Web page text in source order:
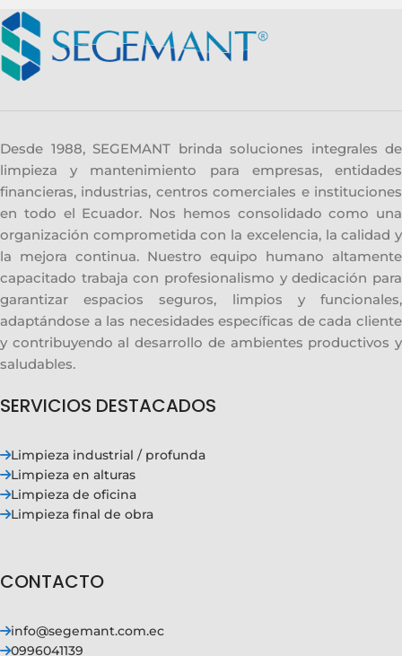
Desde 1988, SEGEMANT brinda soluciones integrales de
limpieza y mantenimiento para empresas, entidades
financieras, industrias, centros comerciales e instituciones
en todo el Ecuador. Nos hemos consolidado como una
organización comprometida con la excelencia, la calidad y
la mejora continua. Nuestro equipo humano altamente
capacitado trabaja con profesionalismo y dedicación para
garantizar espacios seguros, limpios y funcionales,
adaptándose a las necesidades específicas de cada cliente
y contribuyendo al desarrollo de ambientes productivos y
saludables.
SERVICIOS DESTACADOS
Limpieza industrial / profunda
Limpieza en alturas
Limpieza de oficina
Limpieza final de obra
CONTACTO
info@segemant.com.ec
0996041139